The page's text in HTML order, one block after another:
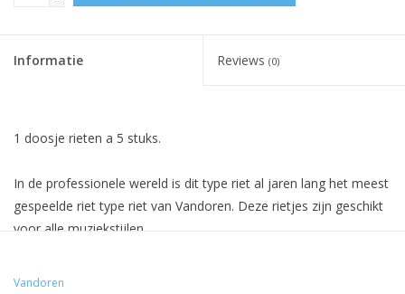
Informatie Reviews (0)
1 doosje rieten a 5 stuks.
In de professionele wereld is dit type riet al jaren lang het meest
gespeelde riet type riet van Vandoren. Deze rietjes zijn geschikt
voor alle muziekstijlen
Vandoren